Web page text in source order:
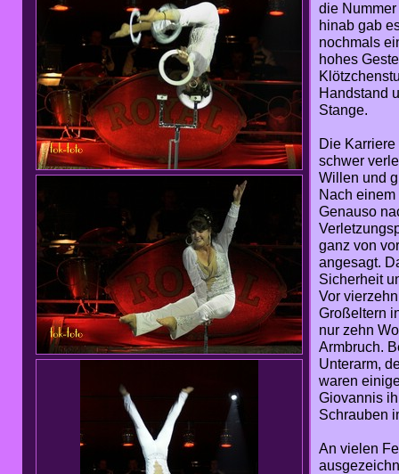
die
hinab gab
nochmals
hohes
Handstand
Stange.
Die
schwer
Willen und
Nach
Genauso
ganz von
angesagt.
Sicherheit
Vor
Großeltern
nur zehn
Armbruch.
Unterarm,
waren
Giovannis
Schrauben
An vielen